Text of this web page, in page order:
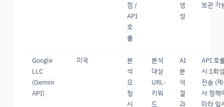
점 /
API
호
출
생
성
보관 가
Google
LLC
(Gemini
API)
미국
분
석
요
청
시
분석
대상
URL·
키워
드
AI
분
석
결
과
API 호
시 1회
전송 (
사 정책
따라 일